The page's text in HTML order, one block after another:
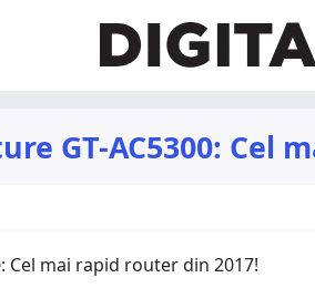
GT-AC5300: